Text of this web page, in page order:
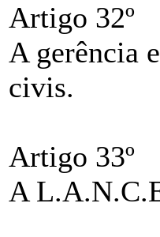
Artigo 32º
A gerência
civis.
Artigo 33º
A